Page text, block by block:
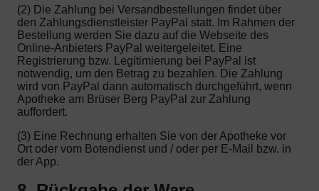
(2) Die Zahlung bei Versandbestellungen findet über
den Zahlungsdienstleister PayPal statt. Im Rahmen der
Bestellung werden Sie dazu auf die Webseite des
Online-Anbieters PayPal weitergeleitet. Eine
Registrierung bzw. Legitimierung bei PayPal ist
notwendig, um den Betrag zu bezahlen. Die Zahlung
wird von PayPal dann automatisch durchgeführt, wenn
Apotheke am Brüser Berg PayPal zur Zahlung
auffordert.
(3) Eine Rechnung erhalten Sie von der Apotheke vor
Ort oder vom Botendienst und / oder per E-Mail bzw. in
der App.